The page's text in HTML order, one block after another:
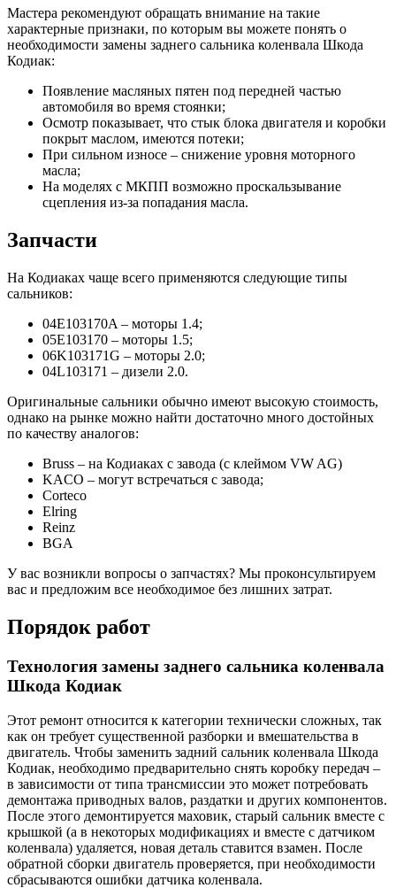
Мастера рекомендуют обращать внимание на такие
характерные признаки, по которым вы можете понять о
необходимости замены заднего сальника коленвала Шкода
Кодиак:
Появление масляных пятен под передней частью
автомобиля во время стоянки;
Осмотр показывает, что стык блока двигателя и коробки
покрыт маслом, имеются потеки;
При сильном износе – снижение уровня моторного
масла;
На моделях с МКПП возможно проскальзывание
сцепления из-за попадания масла.
Запчасти
На Кодиаках чаще всего применяются следующие типы
сальников:
04E103170A – моторы 1.4;
05E103170 – моторы 1.5;
06K103171G – моторы 2.0;
04L103171 – дизели 2.0.
Оригинальные сальники обычно имеют высокую стоимость,
однако на рынке можно найти достаточно много достойных
по качеству аналогов:
Bruss – на Кодиаках с завода (с клеймом VW AG)
KACO – могут встречаться с завода;
Corteco
Elring
Reinz
BGA
У вас возникли вопросы о запчастях? Мы проконсультируем
вас и предложим все необходимое без лишних затрат.
Порядок работ
Технология замены заднего сальника коленвала
Шкода Кодиак
Этот ремонт относится к категории технически сложных, так
как он требует существенной разборки и вмешательства в
двигатель. Чтобы заменить задний сальник коленвала Шкода
Кодиак, необходимо предварительно снять коробку передач –
в зависимости от типа трансмиссии это может потребовать
демонтажа приводных валов, раздатки и других компонентов.
После этого демонтируется маховик, старый сальник вместе с
крышкой (а в некоторых модификациях и вместе с датчиком
коленвала) удаляется, новая деталь ставится взамен. После
обратной сборки двигатель проверяется, при необходимости
сбрасываются ошибки датчика коленвала.